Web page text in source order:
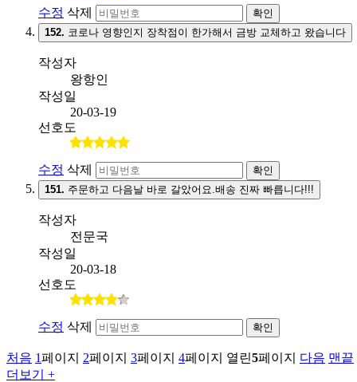
수정 삭제
확인
152. 코로나 영향인지 장착점이 한가해서 금방 교체하고 왔습니다
작성자
왕항인
작성일
20-03-19
선호도
수정 삭제
확인
151. 주문하고 다음날 바로 갈았어요.배송 진짜 빠릅니다!!!
작성자
전문국
작성일
20-03-18
선호도
수정 삭제 확인
처음 1페이지 2페이지 3페이지 4페이지 열린5페이지 다음 맨끝
더보기 +